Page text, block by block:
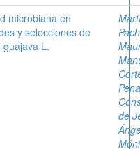
microbiana en
y selecciones de
guajava L.
de